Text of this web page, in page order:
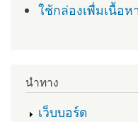
ใช้กล่องเพื่มเนื้อ
นำทาง
เว็บบอร์ด